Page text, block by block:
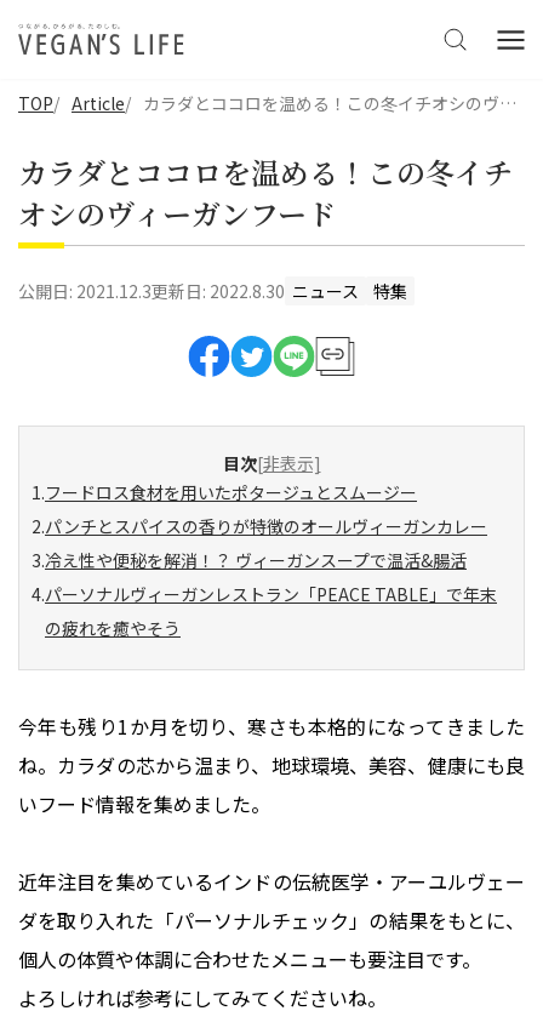
TOP Article カラダとココロを温める！この冬イチオシのヴィーガンフード
カラダとココロを温める！この冬イチ
オシのヴィーガンフード
公開日: 2021.12.3更新日: 2022.8.30 ニュース 特集
目次[非表示]
フードロス食材を用いたポタージュとスムージー
パンチとスパイスの香りが特徴のオールヴィーガンカレー
冷え性や便秘を解消！？ ヴィーガンスープで温活&腸活
パーソナルヴィーガンレストラン「PEACE TABLE」で年末
の疲れを癒やそう
今年も残り1か月を切り、寒さも本格的になってきました
ね。カラダの芯から温まり、地球環境、美容、健康にも良
いフード情報を集めました。
近年注目を集めているインドの伝統医学・アーユルヴェー
ダを取り入れた「パーソナルチェック」の結果をもとに、
個人の体質や体調に合わせたメニューも要注目です。
よろしければ参考にしてみてくださいね。